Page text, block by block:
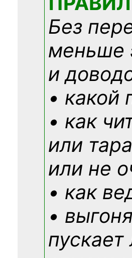
Без
меньше
и
• какой
• как
или
или не
• как
•